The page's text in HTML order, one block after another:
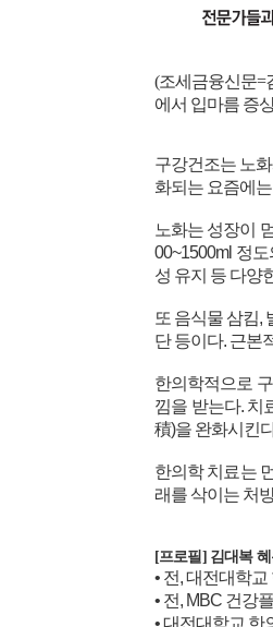
​(조세금융신문=
에서 입마름 증
구강건조는 노
화되는 요즘에
노화는 성장이
00~1500ml 정
성 유지 등 다양
또 음식물 삼킴,
단 등이다. 근본
한의학적으로
낌을 받는다. 치
積)을 완화시킨
한의학 치료는
래를 삭이는 처
[프로필] 김대복
• 전, 대전대학
• 전, MBC 건강
• 대전대학교 한